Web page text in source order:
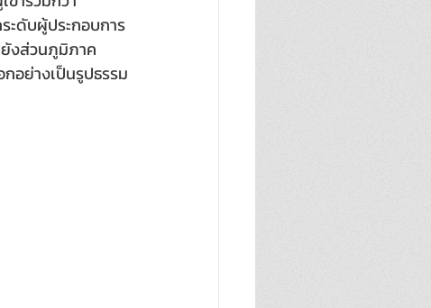
ะดับผู้ประกอบการ
ยังส่วนภูมิภาค
อย่างเป็นรูปธรรม